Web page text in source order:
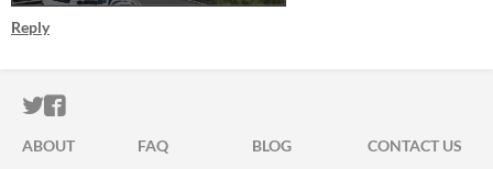
Reply
ITCH.IO ON TWITTER
ITCH.IO ON FACEBOOK
ABOUT FAQ BLOG
CONTACT US